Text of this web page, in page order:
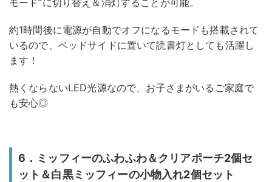
モード”に切り替え＆消灯することが可能。
約1時間後に電源が自動でオフになるモードも搭載されて
いるので、ベッドサイドに置いて読書灯としても活躍し
ます！
熱くならないLED光源なので、お子さまがいるご家庭で
も安心◎
6．ミッフィーのふわふわ＆クリアポーチ2個セ
ット＆白黒ミッフィーの小物入れ2個セット